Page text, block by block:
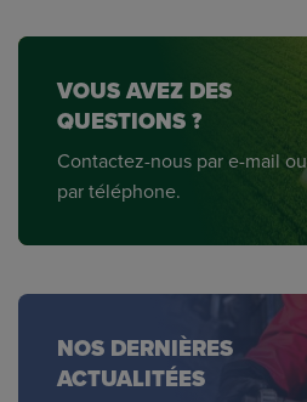
VOUS AVEZ DES
QUESTIONS ?
Contactez-nous par e-mail ou
par téléphone.
NOS DERNIÈRES
ACTUALITÉES